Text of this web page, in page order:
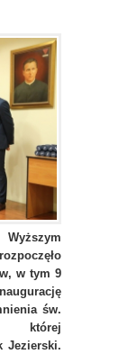
w tym 9
św.
której
Jezierski.